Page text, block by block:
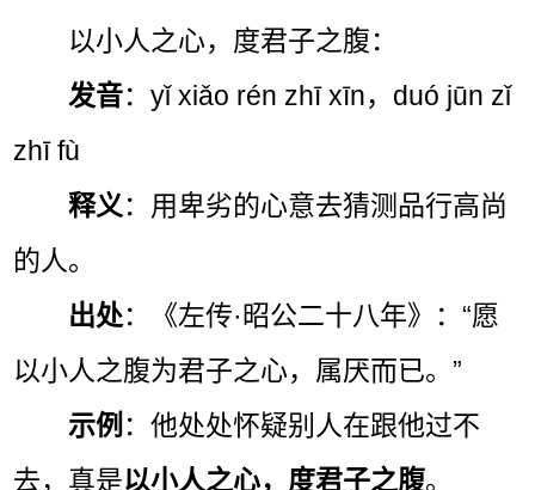
以小人之心，度君子之腹：
发音：yǐ xiǎo rén zhī xīn，duó jūn zǐ
zhī fù
释义 ：用卑劣的心意去猜测品行高尚
的人。
出处：《左传·昭公二十八年》：“愿
以小人之腹为君子之心，属厌而已。”
示例 ：他处处怀疑别人在跟他过不
去，真是以小人之心，度君子之腹。